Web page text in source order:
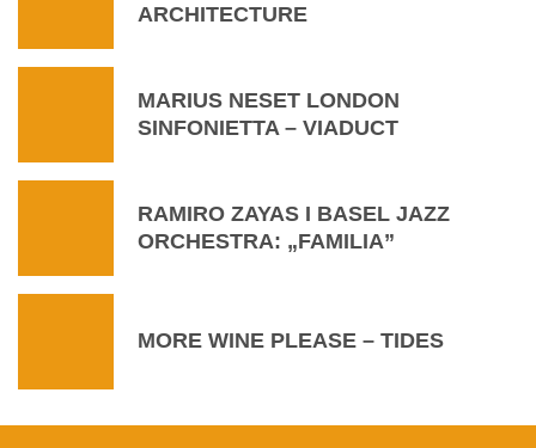
ARCHITECTURE
MARIUS NESET LONDON
SINFONIETTA – VIADUCT
RAMIRO ZAYAS I BASEL JAZZ
ORCHESTRA: „FAMILIA”
MORE WINE PLEASE – TIDES